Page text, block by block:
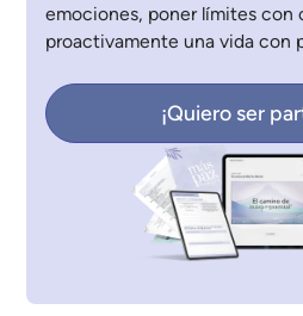
emociones, poner límites con
proactivamente una vida con
¡Quiero ser